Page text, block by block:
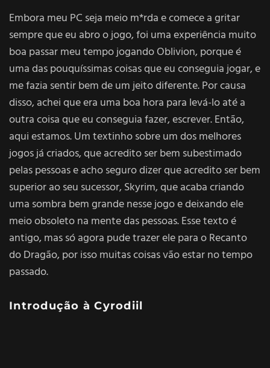
Embora meu PC seja meio m*rda e comece a gritar
sempre que eu abro o jogo, foi uma experiência muito
boa passar meu tempo jogando Oblivion, porque é
uma das pouquíssimas coisas que eu conseguia jogar, e
me fazia sentir bem de um jeito diferente. Por causa
disso, achei que era uma boa hora para levá-lo até a
outra coisa que eu conseguia fazer, escrever. Então,
aqui estamos. Um textinho sobre um dos melhores
jogos já criados, que acredito ser bem subestimado
pelas pessoas e acho seguro dizer que acredito ser bem
superior ao seu sucessor, Skyrim, que acaba criando
uma sombra bem grande nesse jogo e deixando ele
meio obsoleto na mente das pessoas. Esse texto é
antigo, mas só agora pude trazer ele para o Recanto
do Dragão, por isso muitas coisas vão estar no tempo
passado.
Introdução à Cyrodiil